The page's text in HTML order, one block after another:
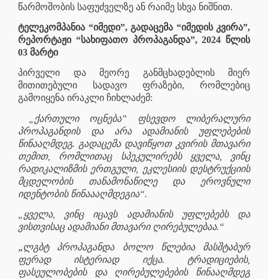
წარმოშობის საფუძველზე ან რაიმე სხვა ნიშნით.
ტელეკომპანია “იმედი”, გადაცემა “იმედის კვირა”,
რეპორტაჟი “სახიფათო პროპაგანდა”, 2024 წლის
03 მარტი
პირველი და მეორე განმცხადებლის მიერ
მითითებული სადავო ფრაზები, რომლებიც
გამოიყენა ირაკლი ჩიხლაძემ:
„ქართული ოცნება” ფსევდო ლიბერალური
პროპაგანდის და არა ადამიანის უფლებების
წინააღმდეგ. გადაცემა დავიწყოთ კვირის მთავარი
თემით, რომლითაც სპეკულირებს ყველა, ვინც
რადიკალიზმის ერთგული, ეკლესიის დესტრუქციის
მცდელობის თანამონაწილე და ეროვნული
იდენტობის წინაააღმდეგია“.
„ყველა, ვინც იცავს ადამიანის უფლებებს და
ვისთვისაც ადამიანი მთავარი ღირებულებაა.“
„ლგბტ პროპაგანდა ბოლო წლებია მასშტაბურ
ფერად ისტერიად იქცა. ტრადიციების,
ფასეულობების და ღირებულებების წინააღმდეგ